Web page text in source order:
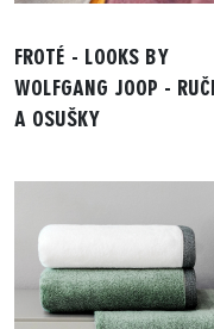
FROTÉ - LOOKS BY
WOLFGANG JOOP -
A OSUŠKY